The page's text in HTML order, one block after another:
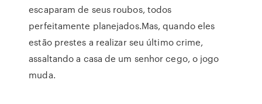
escaparam de seus roubos, todos
perfeitamente planejados.Mas, quando eles
estão prestes a realizar seu último crime,
assaltando a casa de um senhor cego, o jogo
muda.